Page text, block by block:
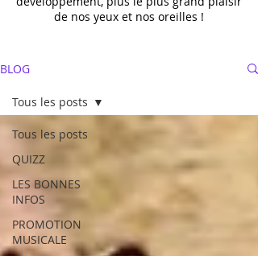
de nos yeux et nos oreilles !
BLOG
Tous les posts
QUIZZ
LES BONNES
INFOS
PROMOTION
MUSICALE
Tous les posts